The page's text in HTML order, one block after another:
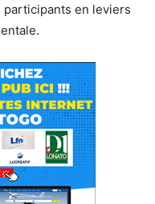
participants en leviers